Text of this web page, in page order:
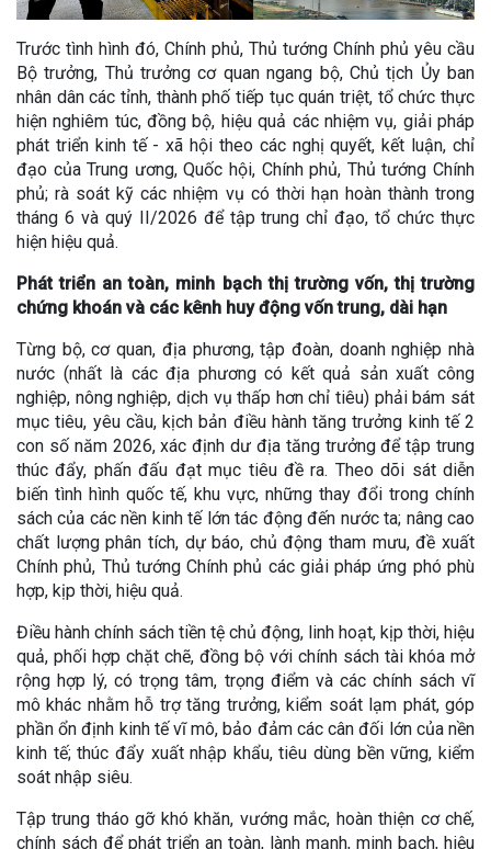
Trước tình hình đó, Chính phủ, Thủ tướng Chính phủ yêu cầu
Bộ trưởng, Thủ trưởng cơ quan ngang bộ, Chủ tịch Ủy ban
nhân dân các tỉnh, thành phố tiếp tục quán triệt, tổ chức thực
hiện nghiêm túc, đồng bộ, hiệu quả các nhiệm vụ, giải pháp
phát triển kinh tế - xã hội theo các nghị quyết, kết luận, chỉ
đạo của Trung ương, Quốc hội, Chính phủ, Thủ tướng Chính
phủ; rà soát kỹ các nhiệm vụ có thời hạn hoàn thành trong
tháng 6 và quý II/2026 để tập trung chỉ đạo, tổ chức thực
hiện hiệu quả.
Phát triển an toàn, minh bạch thị trường vốn, thị trường
chứng khoán và các kênh huy động vốn trung, dài hạn
Từng bộ, cơ quan, địa phương, tập đoàn, doanh nghiệp nhà
nước (nhất là các địa phương có kết quả sản xuất công
nghiệp, nông nghiệp, dịch vụ thấp hơn chỉ tiêu) phải bám sát
mục tiêu, yêu cầu, kịch bản điều hành tăng trưởng kinh tế 2
con số năm 2026, xác định dư địa tăng trưởng để tập trung
thúc đẩy, phấn đấu đạt mục tiêu đề ra. Theo dõi sát diễn
biến tình hình quốc tế, khu vực, những thay đổi trong chính
sách của các nền kinh tế lớn tác động đến nước ta; nâng cao
chất lượng phân tích, dự báo, chủ động tham mưu, đề xuất
Chính phủ, Thủ tướng Chính phủ các giải pháp ứng phó phù
hợp, kịp thời, hiệu quả.
Điều hành chính sách tiền tệ chủ động, linh hoạt, kịp thời, hiệu
quả, phối hợp chặt chẽ, đồng bộ với chính sách tài khóa mở
rộng hợp lý, có trọng tâm, trọng điểm và các chính sách vĩ
mô khác nhằm hỗ trợ tăng trưởng, kiểm soát lạm phát, góp
phần ổn định kinh tế vĩ mô, bảo đảm các cân đối lớn của nền
kinh tế; thúc đẩy xuất nhập khẩu, tiêu dùng bền vững, kiểm
soát nhập siêu.
Tập trung tháo gỡ khó khăn, vướng mắc, hoàn thiện cơ chế,
chính sách để phát triển an toàn, lành mạnh, minh bạch, hiệu